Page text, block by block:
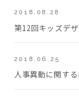
2018.08.28
第12回キッズデ
2018.06.25
人事異動に関す